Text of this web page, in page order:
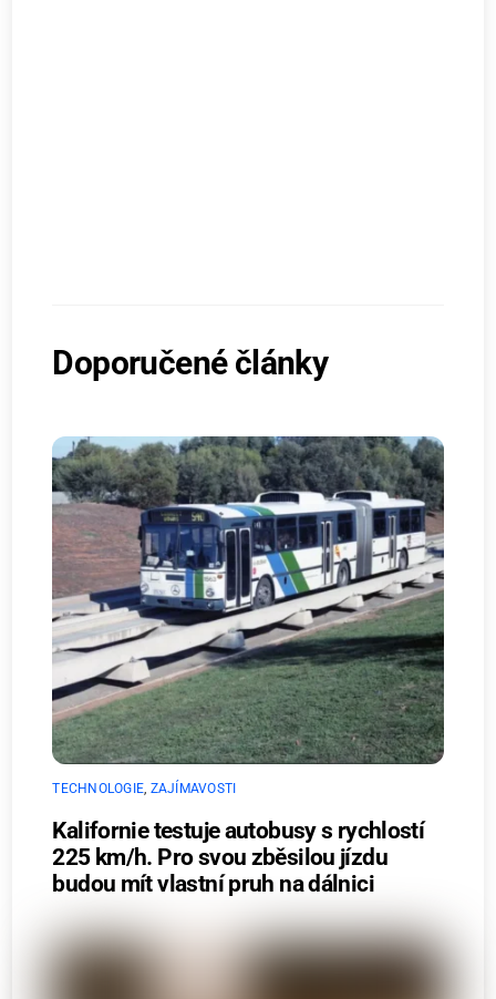
Doporučené články
TECHNOLOGIE ZAJÍMAVOSTI
Kalifornie testuje autobusy s rychlostí
225 km/h. Pro svou zběsilou jízdu
budou mít vlastní pruh na dálnici